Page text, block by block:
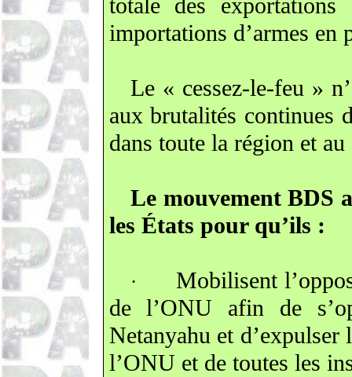
totale des
importations d’armes en
Le « cessez-le-feu »
aux brutalités continues
dans toute la région et
Le mouvement BDS
les États pour qu’ils :
·
Mobilisent
de l’ONU afin de
Netanyahu et d’expulser
l’ONU et de toutes les